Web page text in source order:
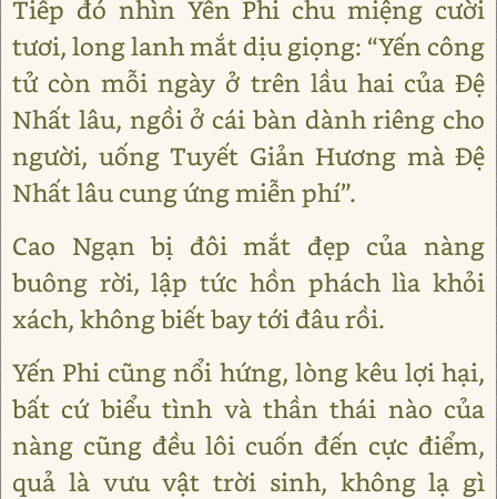
Tiếp đó nhìn Yến Phi chu miệng cười
tươi, long lanh mắt dịu giọng: “Yến công
tử còn mỗi ngày ở trên lầu hai của Đệ
Nhất lâu, ngồi ở cái bàn dành riêng cho
người, uống Tuyết Giản Hương mà Đệ
Nhất lâu cung ứng miễn phí”.
Cao Ngạn bị đôi mắt đẹp của nàng
buông rời, lập tức hồn phách lìa khỏi
xách, không biết bay tới đâu rồi.
Yến Phi cũng nổi hứng, lòng kêu lợi hại,
bất cứ biểu tình và thần thái nào của
nàng cũng đều lôi cuốn đến cực điểm,
quả là vưu vật trời sinh, không lạ gì